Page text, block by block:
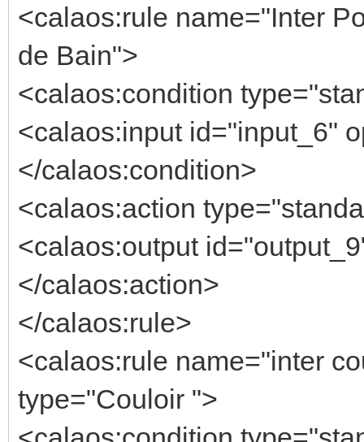
<calaos:rule name="Inter
de Bain">
<calaos:condition
<calaos:input id="input_6"
</calaos:condition>
<calaos:action
<calaos:output
</calaos:action>
</calaos:rule>
<calaos:rule name="inter
type="Couloir ">